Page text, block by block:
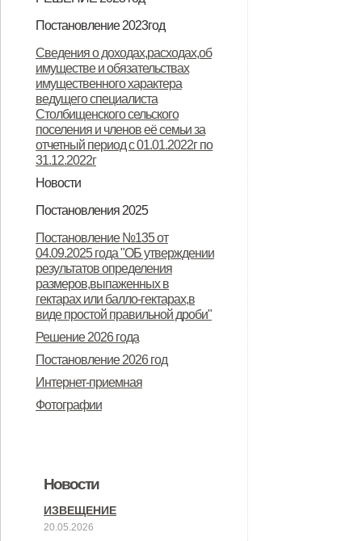
Решение "О бюджете
поселения Дмитровского района
Орловской области на 2023 год и
плановый период 2024 и 2025
годов"
Постановление 2023год
несанкционированного
неконтролируемого проведения
палов сухой травы на территории
Столбищенского сельского
поселения"
Сведения о доходах,расходах,об
имуществе и обязательствах
имущественного характера
ведущего специалиста
Столбищенского сельского
поселения и членов её семьи за
отчетный период с 01.01.2022г по
31.12.2022г
Новости
Извещение о завершении ГКО
Остановим палы сухой травы
Постановления 2025
Постановление №44 от 11.11.2024
Решение 2025 год
Постановление №135 от
04.09.2025 года "ОБ утверждении
результатов определения
размеров,выпаженных в
гектарах или балло-гектарах,в
виде простой правильной дроби"
Решение 2026 года
Постановление 2026 год
Интернет-приемная
Фотографии
Новости
ИЗВЕЩЕНИЕ
20.05.2026